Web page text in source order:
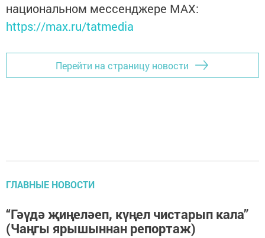
национальном мессенджере MАХ:
https://max.ru/tatmedia
Перейти на страницу новости
ГЛАВНЫЕ НОВОСТИ
“Гәүдә җиңеләеп, күңел чистарып кала”
(Чаңгы ярышыннан репортаж)